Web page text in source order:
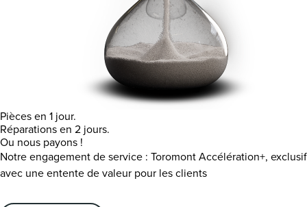
Pièces en 1 jour.
Réparations en 2 jours.
Ou nous payons !
Notre engagement de service : Toromont Accélération+, exclusif
avec une entente de valeur pour les clients